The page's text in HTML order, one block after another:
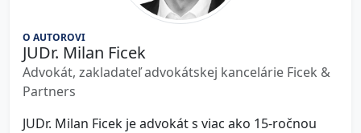
O AUTOROVI
JUDr. Milan Ficek
Advokát, zakladateľ advokátskej kancelárie Ficek &
Partners
JUDr. Milan Ficek je advokát s viac ako 15-ročnou